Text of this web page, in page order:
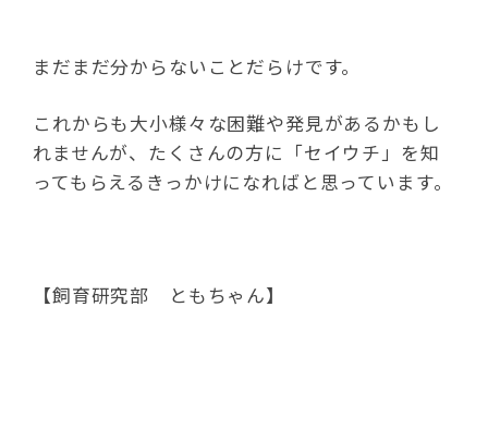
まだまだ分からないことだらけです。
これからも大小様々な困難や発見があるかもし
れませんが、たくさんの方に「セイウチ」を知
ってもらえるきっかけになればと思っています。
【飼育研究部 ともちゃん】